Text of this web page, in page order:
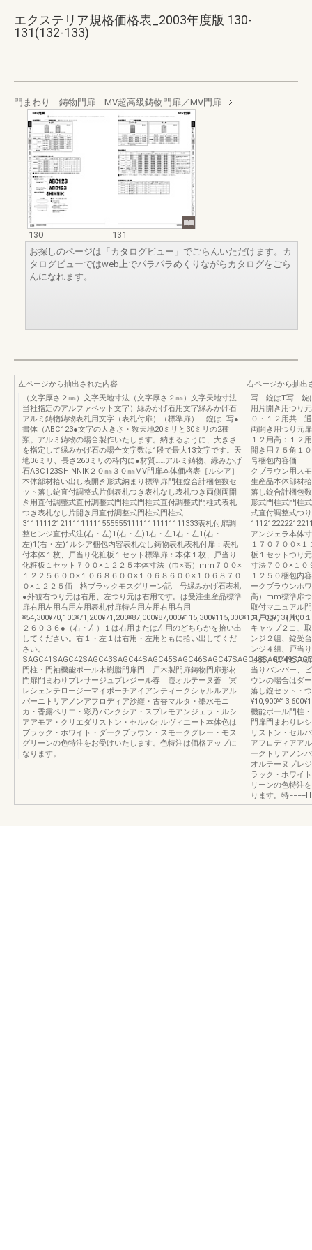
エクステリア規格価格表_2003年度版 130-
131(132-133)
門まわり 鋳物門扉 MV超高級鋳物門扉／MV門扉
130
131
お探しのページは「カタログビュー」でごらんいただけます。カ
タログビューではweb上でパラパラめくりながらカタログをごら
んになれます。
左ページから抽出された内容
（文字厚さ２㎜）文字天地寸法（文字厚さ２㎜）文字天地寸法
当社指定のアルファベット文字）緑みかげ石用文字緑みかげ石
アルミ鋳物鋳物表札用文字（表札付扉）（標準扉） 錠はT写●
書体（ABC123●文字の大きさ・数天地20ミリと30ミリの2種
類。アルミ鋳物の場合製作いたします。納まるように、大きさ
を指定して緑みかげ石の場合文字数は1段で最大13文字です。天
地36ミリ、長さ260ミリの枠内に●材質……アルミ鋳物、緑みかげ
石ABC123SHINNIK２０㎜３０㎜MV門扉本体価格表［ルシア］
本体部材拾い出し表開き形式納まり標準扉門柱錠合計梱包数セ
ット落し錠直付調整式片側表札つき表札なし表札つき両側両開
き用直付調整式直付調整式門柱式門柱式直付調整式門柱式表札
つき表札なし片開き用直付調整式門柱式門柱式
311111121211111111155555511111111111111333表札付扉調
整ヒンジ直付式注(右・左)1(右・左)1右・左1右・左1(右・
左)1(右・左)1ルシア梱包内容表札なし鋳物表札表札付扉：表札
付本体１枚、戸当り化粧板１セット標準扉：本体１枚、戸当り
化粧板１セット７００×１２２５本体寸法（巾×高）mm７００×
１２２５６００×１０６８６００×１０６８６００×１０６８７０
０×１２２５価 格ブラックモスグリーン記 号緑みかげ石表札
●外観右つり元は右用、左つり元は右用です。は受注生産品標準
扉右用左用右用左用表札付扉特左用左用右用右用
¥54,300¥70,100¥71,200¥71,200¥87,000¥87,000¥115,300¥115,300¥131,100¥131,100
２６０３６●（右・左）１は右用または左用のどちらかを拾い出
してください。右１・左１は右用・左用ともに拾い出してくだ
さい。
門柱・門袖機能ポール木樹脂門扉門 戸木製門扉鋳物門扉形材
門扉門まわりプレサージュプレジール春 霞オルテーヌ蒼 冥
レシェンテロージーマイポーチアイアンティークシャルルアル
バーニトリアノンアフロディア沙羅・古香マルタ・墨水モニ
カ・香露ペリエ・彩乃バンクシア・スプレモアンジェラ・ルシ
アアモア・クリエダリストン・セルバオルヴィエート本体色は
ブラック・ホワイト・ダークブラウン・スモークグレー・モス
グリーンの色特注をお受けいたします。色特注は価格アップに
なります。
右ページから抽出
写 錠はT写 錠は
用片開き用つり
０・１２用共
両開き用つり元
１２用高：１２
開き用７５角１
号梱包内容価
クブラウン用ス
生産品本体部材
落し錠合計梱包
形式門柱式門柱
式直付調整式つ
アンジェラ本体
１７０７００×
板１セットつ
寸法７００×１０
１２５０梱包内
ークブラウンホ
高）mm標準扉
取付マニュアル
ス戸当り（片）
キャップ２コ、
ンジ２組、錠受
ンジ４組、戸当
し受、取付ビス
当りバンパー、
ウンの場合はダ
落し錠セット・
機能ポール門柱
門扉門まわりレ
リストン・セル
アフロディアア
ークトリアノン
オルテーヌプレ
ラック・ホワイ
リーンの色特注
ります。特